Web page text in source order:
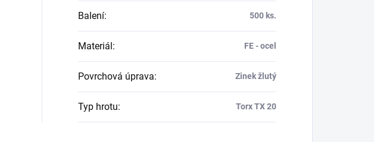
Balení: 500 ks.
Materiál : FE - ocel
Povrchová úprava: Zinek žlutý
Typ hrotu: Torx TX 20